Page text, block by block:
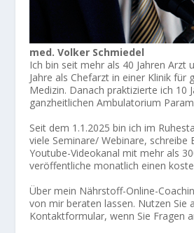
med. Volker Schmiedel
Ich bin seit mehr als 40 Jahren Arzt
Jahre als Chefarzt in einer Klinik für
Medizin. Danach praktizierte ich 10
ganzheitlichen Ambulatorium
Seit dem 1.1.2025 bin ich im
viele Seminare/ Webinare, schreibe
Youtube-Videokanal mit mehr als
veröffentliche monatlich einen
Über mein Nährstoff-Online-
von mir beraten lassen. Nutzen Sie
Kontaktformular, wenn Sie Fragen